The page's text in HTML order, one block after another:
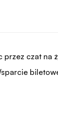
przez czat na